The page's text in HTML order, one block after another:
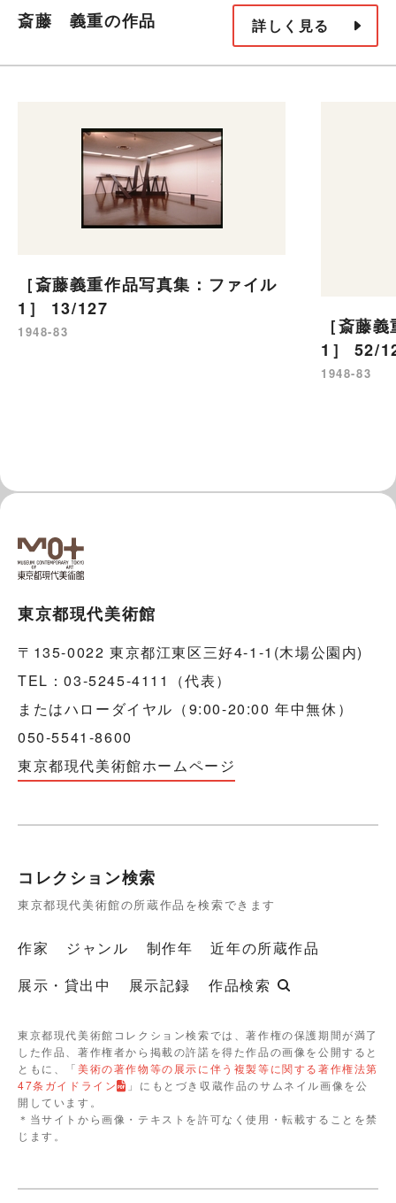
斎藤 義重の作品 詳しく見る
［斎藤義重作品写真集：ファイル
1］ 13/127
1948-83
［斎藤
1］ 52/
1948-83
東京都現代美術館
〒135-0022 東京都江東区三好4-1-1(木場公園内)
TEL：03-5245-4111（代表）
またはハローダイヤル（9:00-20:00 年中無休）
050-5541-8600
東京都現代美術館ホームページ
コレクション検索
東京都現代美術館の所蔵作品を検索できます
作家 ジャンル 制作年
近年の所蔵作品
展示・貸出中
展示記録 作品検索
東京都現代美術館コレクション検索では、著作権の保護期間が満了
した作品、著作権者から掲載の許諾を得た作品の画像を公開すると
ともに、「美術の著作物等の展示に伴う複製等に関する著作権法第
47条ガイドライン
」にもとづき収蔵作品のサムネイル画像を公
開しています。
＊当サイトから画像・テキストを許可なく使用・転載することを禁
じます。